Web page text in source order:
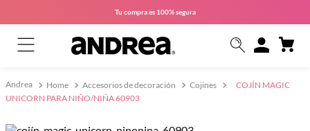
Tu compra es 100% segura
Home Accesorios de decoración Cojines
COJÍN MAGIC
UNICORN PARA NIÑO/NIÑA 60903